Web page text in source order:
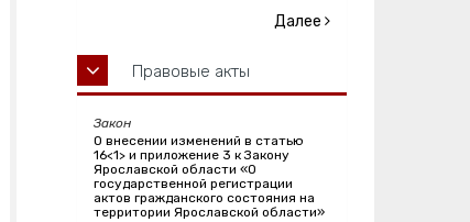
Далее
Правовые акты
Закон
О внесении изменений в статью
16<1> и приложение 3 к Закону
Ярославской области «О
государственной регистрации
актов гражданского состояния на
территории Ярославской области»